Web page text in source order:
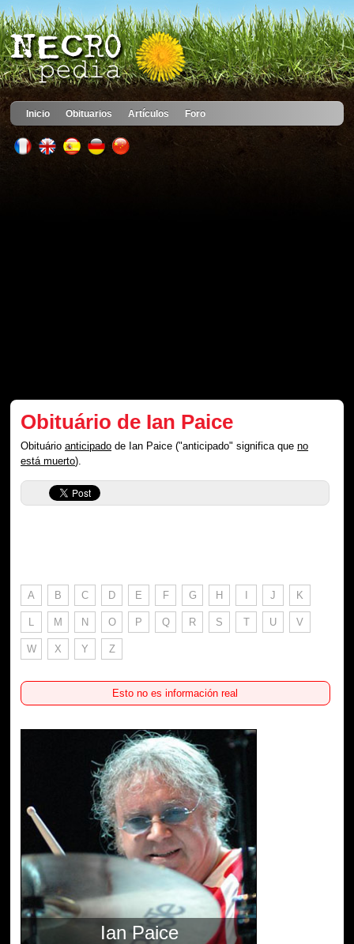
Inicio Obituarios Artículos Foro
Obituário de Ian Paice
Obituárioanticipado de Ian Paice ("anticipado" significa queno
está muerto).
A B C D E F G H I J K
L M N O P Q R S T U V
W X Y Z
Esto no es información real
Ian Paice